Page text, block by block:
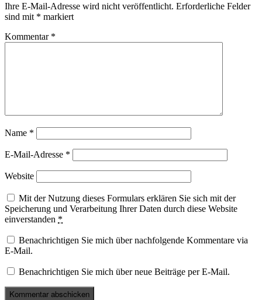
Ihre E-Mail-Adresse wird nicht veröffentlicht. Erforderliche Felder
sind mit * markiert
Kommentar *
Name *
E-Mail-Adresse *
Website
Mit der Nutzung dieses Formulars erklären Sie sich mit der
Speicherung und Verarbeitung Ihrer Daten durch diese Website
einverstanden *
Benachrichtigen Sie mich über nachfolgende Kommentare via
E-Mail.
Benachrichtigen Sie mich über neue Beiträge per E-Mail.